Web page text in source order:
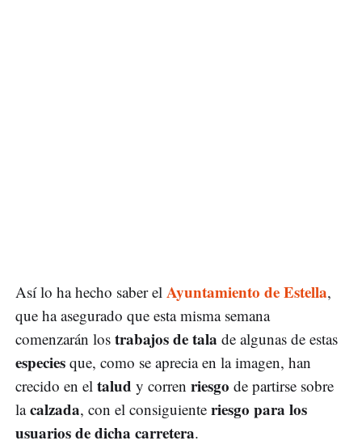
Así lo ha hecho saber el Ayuntamiento de Estella,
que ha asegurado que esta misma semana
comenzarán los trabajos de tala de algunas de estas
especies que, como se aprecia en la imagen, han
crecido en el talud y corren riesgo de partirse sobre
lacalzada, con el consiguiente riesgo para los
usuarios de dicha carretera.